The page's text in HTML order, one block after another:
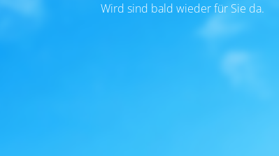
Wird sind bald wieder für Sie da.